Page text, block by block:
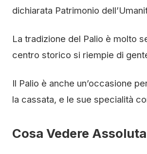
dichiarata Patrimonio
La tradizione del Palio è molto
centro storico si riempie di
Il Palio è anche un’occasione
la cassata, e le sue specialità
Cosa Vedere